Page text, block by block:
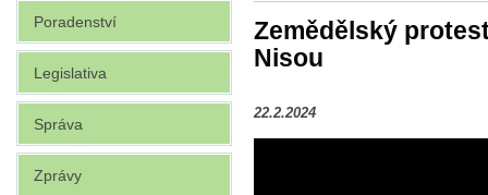
Zemědělský
Nisou
22.2.2024
Poradenství
Legislativa
Správa
Zprávy